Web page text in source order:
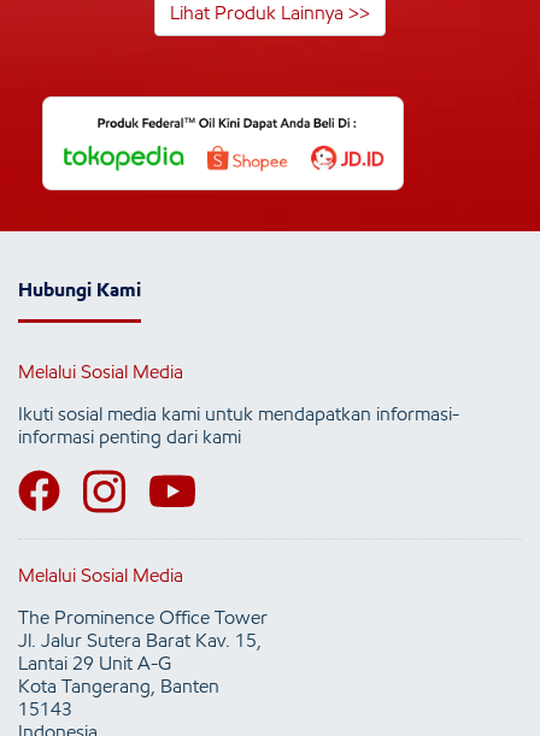
Lihat Produk Lainnya >>
Hubungi Kami
Melalui Sosial Media
Ikuti sosial media kami untuk mendapatkan informasi-
informasi penting dari kami
Melalui Sosial Media
The Prominence Office Tower
Jl. Jalur Sutera Barat Kav. 15,
Lantai 29 Unit A-G
Kota Tangerang, Banten
15143
Indonesia